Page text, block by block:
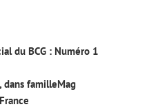
du BCG : Numéro 1
dans familleMag